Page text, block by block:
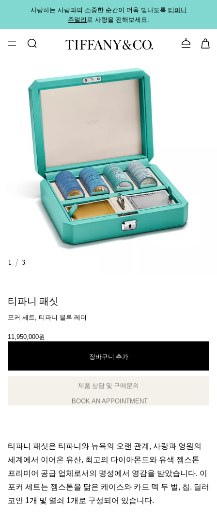
사랑하는 사람과의 소중한 순간이 더욱 빛나도록 티파니
주얼리로 사랑을 전해보세요.
문의하기
1 / 3
티파니 패싯
포커 세트, 티파니 블루 레더
11,950,000원
장바구니 추가
BOOK AN APPOINTMENT
티파니 패싯은 티파니와 뉴욕의 오랜 관계, 사랑과 영원의
세계에서 이어온 유산, 최고의 다이아몬드와 유색 젬스톤
프리미어 공급 업체로서의 명성에서 영감을 받았습니다. 이
포커 세트는 젬스톤을 닮은 케이스와 카드 덱 두 벌, 칩, 딜러
코인 1개 및 열쇠 1개로 구성되어 있습니다.